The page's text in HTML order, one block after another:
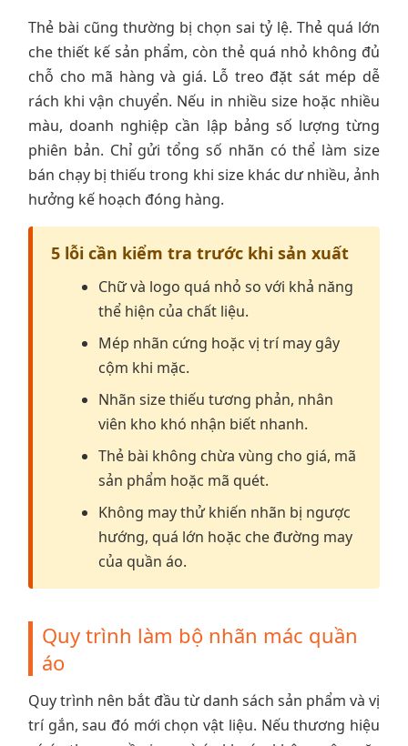
Thẻ bài cũng thường bị chọn sai tỷ lệ. Thẻ quá lớn
che thiết kế sản phẩm, còn thẻ quá nhỏ không đủ
chỗ cho mã hàng và giá. Lỗ treo đặt sát mép dễ
rách khi vận chuyển. Nếu in nhiều size hoặc nhiều
màu, doanh nghiệp cần lập bảng số lượng từng
phiên bản. Chỉ gửi tổng số nhãn có thể làm size
bán chạy bị thiếu trong khi size khác dư nhiều, ảnh
hưởng kế hoạch đóng hàng.
5 lỗi cần kiểm tra trước khi sản xuất
Chữ và logo quá nhỏ so với khả năng
thể hiện của chất liệu.
Mép nhãn cứng hoặc vị trí may gây
cộm khi mặc.
Nhãn size thiếu tương phản, nhân
viên kho khó nhận biết nhanh.
Thẻ bài không chừa vùng cho giá, mã
sản phẩm hoặc mã quét.
Không may thử khiến nhãn bị ngược
hướng, quá lớn hoặc che đường may
của quần áo.
Quy trình làm bộ nhãn mác quần
áo
Quy trình nên bắt đầu từ danh sách sản phẩm và vị
trí gắn, sau đó mới chọn vật liệu. Nếu thương hiệu